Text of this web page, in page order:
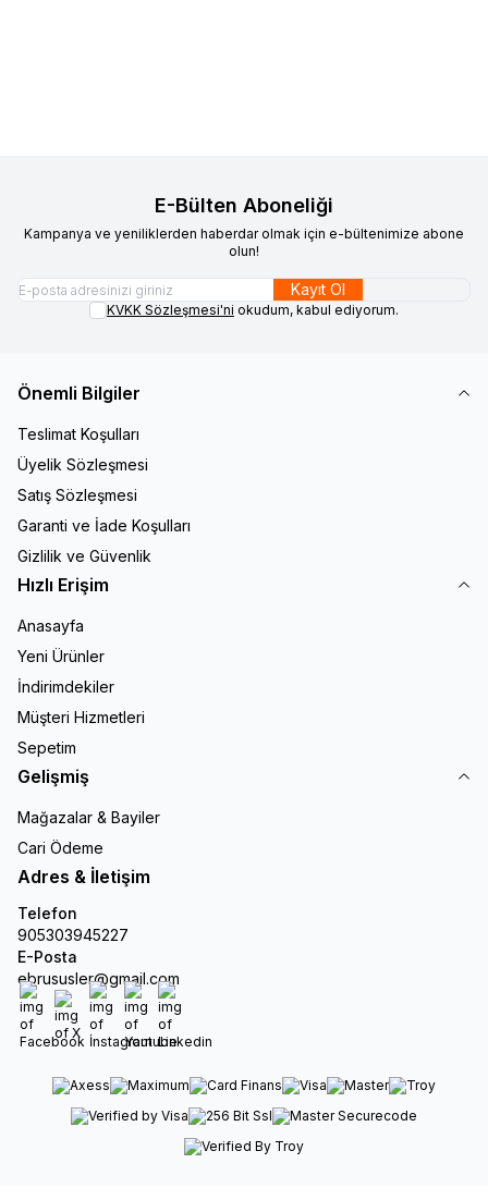
E-Bülten Aboneliği
Kampanya ve yeniliklerden haberdar olmak için e-bültenimize abone
olun!
Kayıt Ol
KVKK Sözleşmesi'ni okudum, kabul ediyorum.
Önemli Bilgiler
Teslimat Koşulları
Üyelik Sözleşmesi
Satış Sözleşmesi
Garanti ve İade Koşulları
Gizlilik ve Güvenlik
Hızlı Erişim
Anasayfa
Yeni Ürünler
İndirimdekiler
Müşteri Hizmetleri
Sepetim
Gelişmiş
Mağazalar & Bayiler
Cari Ödeme
Adres & İletişim
Telefon
905303945227
E-Posta
ebrususler@gmail.com
Facebook
X İnstagram
Youtube